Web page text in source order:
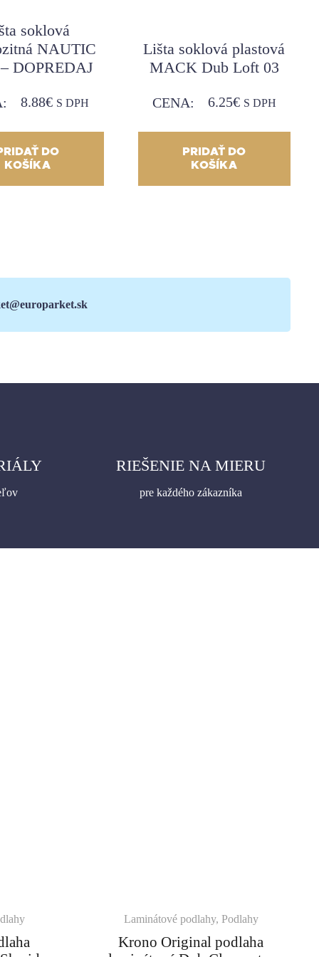
soklová
NAUTIC
DOPREDAJ
8.88€ S DPH
DO
KOŠÍKA
Lišta soklová plastová
MACK Dub Loft 03
CENA: 6.25€ S DPH
PRIDAŤ DO
KOŠÍKA
RIEŠENIE NA MIERU
pre každého zákazníka
Laminátové podlahy, Podlahy
Krono Original podlaha